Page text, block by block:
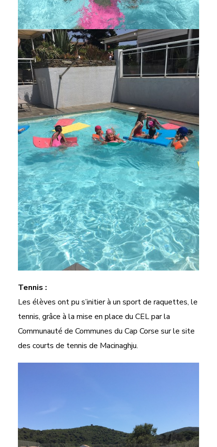
Tennis :
Les élèves ont pu s’initier à un sport de raquettes, le
tennis, grâce à la mise en place du CEL par la
Communauté de Communes du Cap Corse sur le site
des courts de tennis de Macinaghju.